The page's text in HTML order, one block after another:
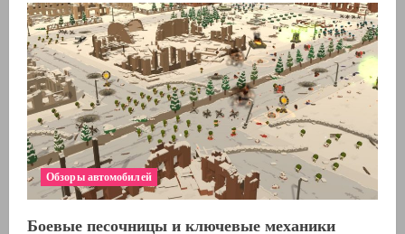
Обзоры автомобилей
Боевые песочницы и ключевые механики